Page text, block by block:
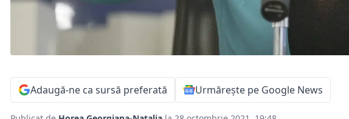
Adaugă-ne ca sursă preferată Urmărește pe Google News